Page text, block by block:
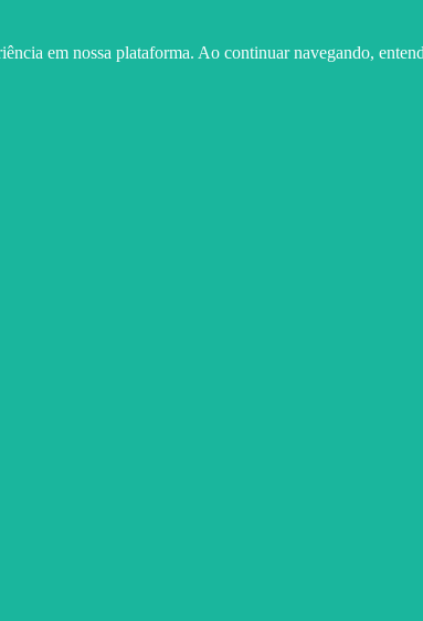
em nossa plataforma. Ao continuar navegando,